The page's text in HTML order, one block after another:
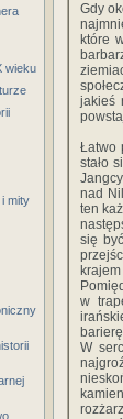
wieku
mity
Gdy
które
jakieś
Łatwo
stało
nad
ten
się
w
W